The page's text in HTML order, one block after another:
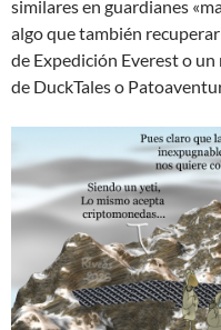
similares en guardianes
algo que también
de Expedición Everest o
de DuckTales o